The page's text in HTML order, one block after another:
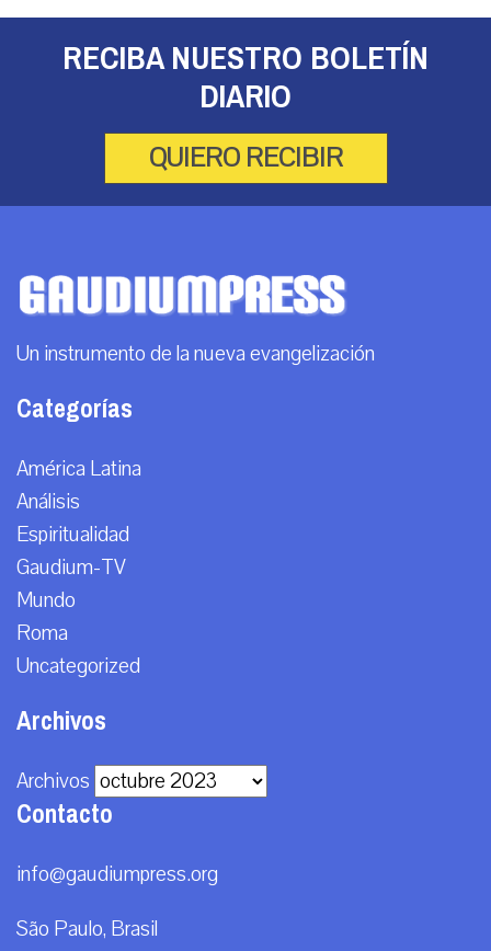
RECIBA NUESTRO BOLETÍN
DIARIO
QUIERO RECIBIR
Un instrumento de la nueva evangelización
Categorías
América Latina
Análisis
Espiritualidad
Gaudium-TV
Mundo
Roma
Uncategorized
Archivos
Archivos
Contacto
info@gaudiumpress.org
São Paulo, Brasil